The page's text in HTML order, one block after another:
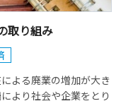
取り組み
よる廃業の増加が大き
より社会や企業をとり